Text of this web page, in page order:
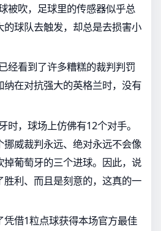
被吹，足球里的传感器似乎总
球队去触发，却总是去损害小
经看到了许多糟糕的裁判判罚
在对抗强大的英格兰时，没有
时，球场上仿佛有12个对手。
威裁判永远、绝对永远不会像
葡萄牙的三个进球。因此，说
利、而且是刻意的，这真的一
借1粒点球获得本场官方最佳